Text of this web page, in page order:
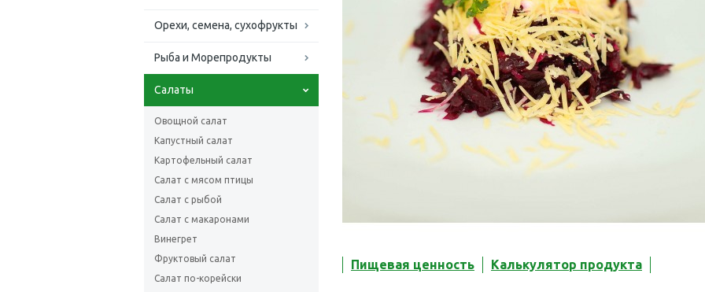
Орехи, семена, сухофрукты
Рыба и Морепродукты
Салаты
Овощной салат
Капустный салат
Картофельный салат
Салат с мясом птицы
Салат с рыбой
Салат с макаронами
Винегрет
Фруктовый салат
Салат по-корейски
Пищевая ценность Калькулятор продукта